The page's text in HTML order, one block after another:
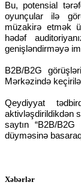
Bu, potensial
oyunçular ilə
müzakirə etmək
hədəf
genişləndirməyə
B2B/B2G
Mərkəzində
Qeydiyyat
aktivləşdirildikdən
saytın “B2B/
düyməsinə
Xəbərlər